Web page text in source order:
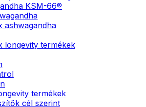
KSM-66®
ashwagandha
longevity termékek
termékek
cél szerint